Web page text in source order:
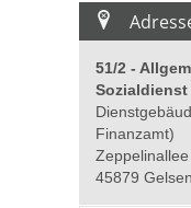
51/2 -
Sozialdienst
Finanzamt)
45879